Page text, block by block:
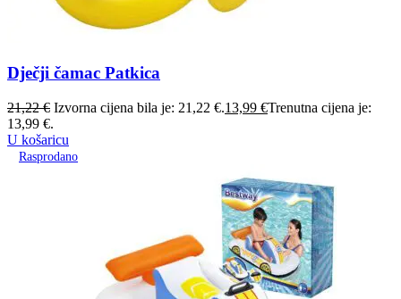
Dječji čamac Patkica
21,22€ Izvorna cijena bila je: 21,22 €.13,99 €Trenutna cijena je:
13,99 €.
U košaricu
Rasprodano